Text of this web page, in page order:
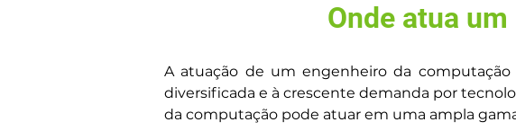
Onde atua
A atuação de um engenheiro da
diversificada e à crescente demanda por
da computação pode atuar em uma ampla